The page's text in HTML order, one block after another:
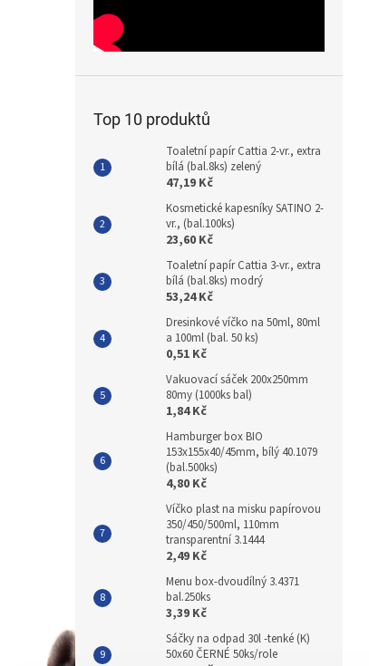
Top 10 produktů
Toaletní papír Cattia 2-vr., extra
bílá (bal.8ks) zelený
47,19 Kč
Kosmetické kapesníky SATINO 2-
vr., (bal.100ks)
23,60 Kč
Toaletní papír Cattia 3-vr., extra
bílá (bal.8ks) modrý
53,24 Kč
Dresinkové víčko na 50ml, 80ml
a 100ml (bal. 50 ks)
0,51 Kč
Vakuovací sáček 200x250mm
80my (1000ks bal)
1,84 Kč
Hamburger box BIO
153x155x40/45mm, bílý 40.1079
(bal.500ks)
4,80 Kč
Víčko plast na misku papírovou
350/450/500ml, 110mm
transparentní 3.1444
2,49 Kč
Menu box-dvoudílný 3.4371
bal.250ks
3,39 Kč
Sáčky na odpad 30l -tenké (K)
50x60 ČERNÉ 50ks/role